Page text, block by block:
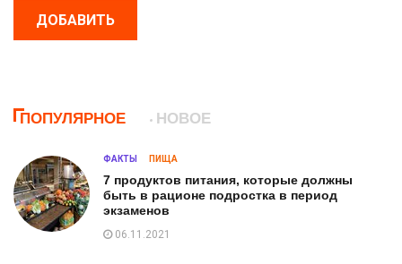
ДОБАВИТЬ
ПОПУЛЯРНОЕ НОВОЕ
ФАКТЫ ПИЩА
7 продуктов питания, которые должны
быть в рационе подростка в период
экзаменов
06.11.2021